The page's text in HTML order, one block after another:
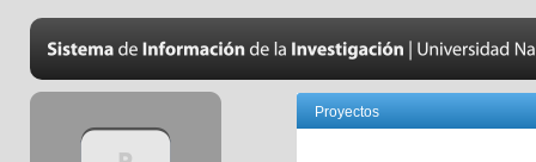
Proyectos